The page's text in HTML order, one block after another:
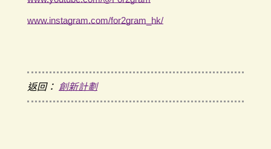
www.instagram.com/for2gram_hk/
返回： 創新計劃